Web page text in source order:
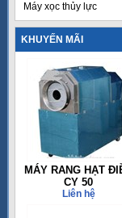
Máy xọc thủy lực
KHUYẾN MÃI
MÁY RANG HẠT
CY 50
Liên hệ